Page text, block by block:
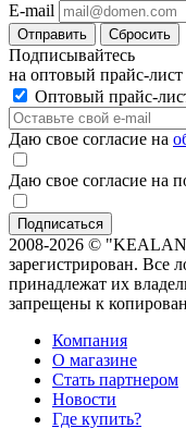
E-mail
Отправить Сбросить
Подписывайтесь
на оптовый прайс-лист
Оптовый прайс-
Даю свое согласие на
Даю свое согласие на
2008-2026 ©
зарегистрирован. Все
принадлежат их
запрещены к
Компания
О магазине
Стать партнером
Новости
Где купить?